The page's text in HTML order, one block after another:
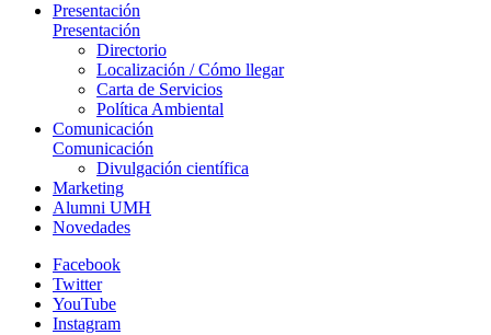
Presentación
Presentación
Directorio
Localización / Cómo llegar
Carta de Servicios
Política Ambiental
Comunicación
Comunicación
Divulgación científica
Marketing
Alumni UMH
Novedades
Facebook
Twitter
YouTube
Instagram